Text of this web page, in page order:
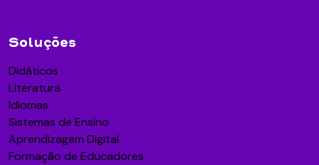
Soluções
Didáticos
Literatura
Idiomas
Sistemas de Ensino
Aprendizagem Digital
Formação de Educadores